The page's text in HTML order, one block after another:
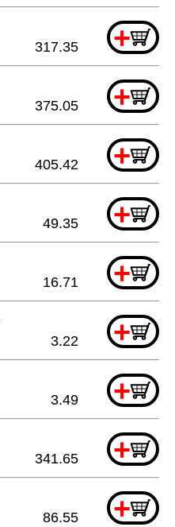
+
317.35
+
375.05
+
405.42
+
49.35
+
16.71
+
3.22
+
3.49
+
341.65
+
86.55